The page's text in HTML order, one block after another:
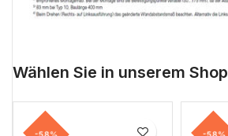
Wählen Sie in unserem Shop
-58% -58%